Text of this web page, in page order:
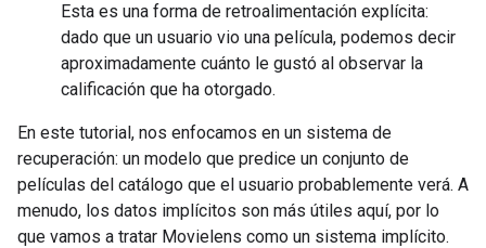
Esta es una forma de retroalimentación explícita:
dado que un usuario vio una película, podemos decir
aproximadamente cuánto le gustó al observar la
calificación que ha otorgado.
En este tutorial, nos enfocamos en un sistema de
recuperación: un modelo que predice un conjunto de
películas del catálogo que el usuario probablemente verá. A
menudo, los datos implícitos son más útiles aquí, por lo
que vamos a tratar Movielens como un sistema implícito.